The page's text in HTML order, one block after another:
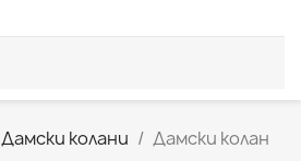
Дамски колани
Дамски колан